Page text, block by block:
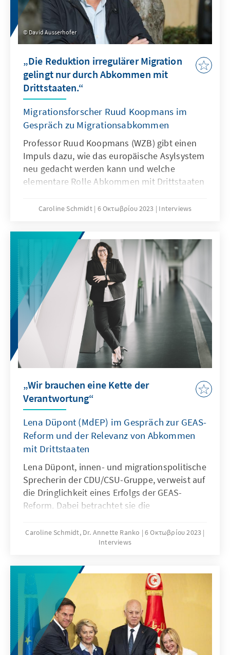
David Ausserhofer
„Die Reduktion irregulärer Migration
gelingt nur durch Abkommen mit
Drittstaaten.“
Migrationsforscher Ruud Koopmans im
Gespräch zu Migrationsabkommen
Professor Ruud Koopmans (WZB) gibt einen
Impuls dazu, wie das europäische Asylsystem
neu gedacht werden kann und welche
elementare Rolle Abkommen mit Drittstaaten
Caroline Schmidt 6 Οκτωβρίου 2023 Interviews
„Wir brauchen eine Kette der
Verantwortung“
Lena Düpont (MdEP) im Gespräch zur GEAS-
Reform und der Relevanz von Abkommen
mit Drittstaaten
Lena Düpont, innen- und migrationspolitische
Sprecherin der CDU/CSU-Gruppe, verweist auf
die Dringlichkeit eines Erfolgs der GEAS-
Reform. Dabei betrachtet sie die
Transitstaaten als Teil einer „Kette der
Caroline Schmidt, Dr. Annette Ranko
6 Οκτωβρίου 2023
Interviews